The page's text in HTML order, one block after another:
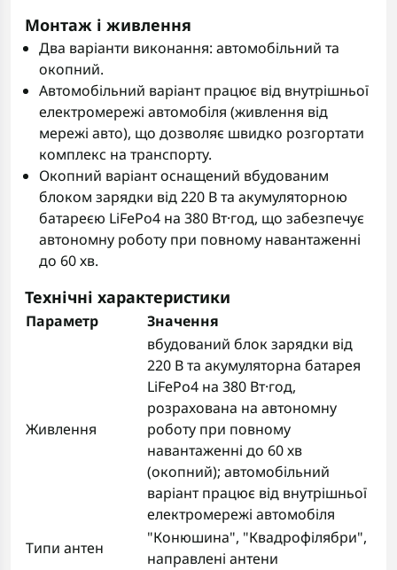
Монтаж і живлення
Два варіанти виконання: автомобільний та
окопний.
Автомобільний варіант працює від внутрішньої
електромережі автомобіля (живлення від
мережі авто), що дозволяє швидко розгортати
комплекс на транспорту.
Окопний варіант оснащений вбудованим
блоком зарядки від 220 В та акумуляторною
батареєю LiFePo4 на 380 Вт·год, що забезпечує
автономну роботу при повному навантаженні
до 60 хв.
Технічні характеристики
Параметр Значення
Живлення
вбудований блок зарядки від
220 В та акумуляторна батарея
LiFePo4 на 380 Вт·год,
розрахована на автономну
роботу при повному
навантаженні до 60 хв
(окопний); автомобільний
варіант працює від внутрішньої
електромережі автомобіля
Типи антен
"Конюшина", "Квадрофілябри",
направлені антени